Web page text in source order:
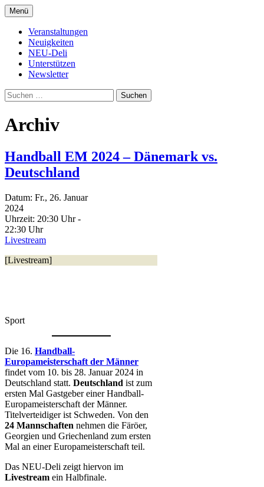
Zum
Inhalt
springen
NeuDeli Einbeck
Menü
Veranstaltungen
Neuigkeiten
NEU-Deli
Unterstützen
Newsletter
Suchen
nach:
Archiv
Handball EM 2024 – Dänemark vs.
Deutschland
Datum: Fr., 26. Januar
2024
Uhrzeit: 20:30 Uhr -
22:30 Uhr
Livestream
[Livestream]
Sport
Die 16. Handball-
Europameisterschaft der Männer
findet vom 10. bis 28. Januar 2024 in
Deutschland statt. Deutschland ist zum
ersten Mal Gastgeber einer Handball-
Europameisterschaft der Männer.
Titelverteidiger ist Schweden. Von den
24 Mannschaften nehmen die Färöer,
Georgien und Griechenland zum ersten
Mal an einer Europameisterschaft teil.
Das NEU-Deli zeigt hiervon im
Livestream ein Halbfinale.